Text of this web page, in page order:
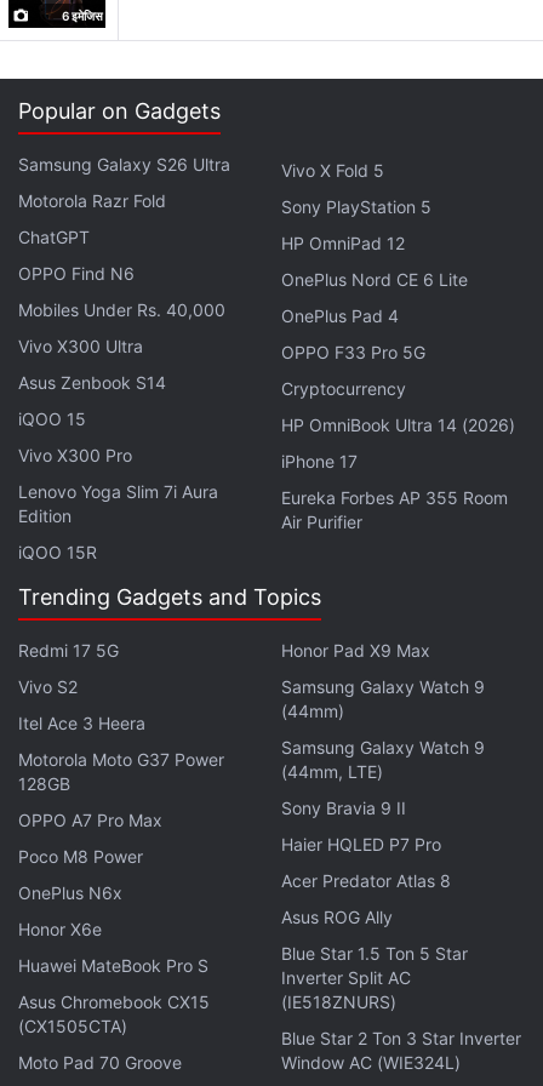
2GB RAM दी गई है लेकिन स्टोरेज बढ़ाकर 64GB कर दी गई है, जो
445mAh बैटरी मिलती है।
दोनों Watch 8 मॉडल्स Wear OS 6 पर रन करते हैं, जो
Samsung के कस्टम इंटरफेस One UI 8 Watch के साथ आता
है। चार्जिंग के लिए दोनों में WPC-बेस्ड फास्ट वायरलेस चार्जिंग दी गई
है।
दोनों वॉचेज में Samsung का नया BioActive Sensor मौजूद है
जिसमें Optical Bio-signal, Electrical Heart Signal और
Bioelectrical Impedance Analysis जैसे फीचर्स शामिल हैं।
इसके अलावा Temperature Sensor, Accelerometer,
Barometer, Gyro Sensor, Geomagnetic Sensor और
Light Sensor भी मिलते हैं।
Watch 8 Classic में 3D Hall Sensor एक्स्ट्रा मिलता है, जो
क्लासिक मॉडल को और एडवांस बनाता है।
Samsung Galaxy Watch 8 सीरीज में LTE, Bluetooth 5.3,
Wi-Fi 2.4+5GHz, NFC और L1+L5 Dual-Frequency
GPS (GPS, Glonass, Beidou, Galileo) जैसे कनेक्टिविटी
फीचर्स हैं। ये वॉचेज 5ATM + IP68 रेटिंग के साथ आती हैं और
MIL-STD-810H सर्टिफाइड हैं, यानी ये पसीना, पानी और झटकों को
आसानी से झेल सकती हैं।
Galaxy Watch 8 सीरीज की वॉचेज को यूज करने के लिए आपका
स्मार्टफोन Android 12 या उससे ऊपर का होना चाहिए, साथ ही उसमें
कम से कम 1.5GB RAM होनी चाहिए।
Samsung Galaxy Watch 8 की भारत में कीमत कितनी है?
Samsung ने अभी भारत में आधिकारिक कीमत घोषित नहीं की है,
लेकिन ग्लोबल कीमत के आधार पर इसकी कीमत 35,000 से
6 इमेजिस
Popular on Gadgets
Samsung Galaxy S26 Ultra
Motorola Razr Fold
ChatGPT
OPPO Find N6
Mobiles Under Rs. 40,000
Vivo X300 Ultra
Asus Zenbook S14
iQOO 15
Vivo X300 Pro
Lenovo Yoga Slim 7i Aura
Edition
iQOO 15R
Vivo X Fold 5
Sony PlayStation 5
HP OmniPad 12
OnePlus Nord CE 6 Lite
OnePlus Pad 4
OPPO F33 Pro 5G
Cryptocurrency
HP OmniBook Ultra 14 (2026)
iPhone 17
Eureka Forbes AP 355 Room
Air Purifier
Trending Gadgets and Topics
Redmi 17 5G
Vivo S2
Itel Ace 3 Heera
Motorola Moto G37 Power
128GB
OPPO A7 Pro Max
Poco M8 Power
OnePlus N6x
Honor X6e
Huawei MateBook Pro S
Asus Chromebook CX15
(CX1505CTA)
Moto Pad 70 Groove
Honor Pad X9 Max
Samsung Galaxy Watch 9
(44mm)
Samsung Galaxy Watch 9
(44mm, LTE)
Sony Bravia 9 II
Haier HQLED P7 Pro
Acer Predator Atlas 8
Asus ROG Ally
Blue Star 1.5 Ton 5 Star
Inverter Split AC
(IE518ZNURS)
Blue Star 2 Ton 3 Star Inverter
Window AC (WIE324L)